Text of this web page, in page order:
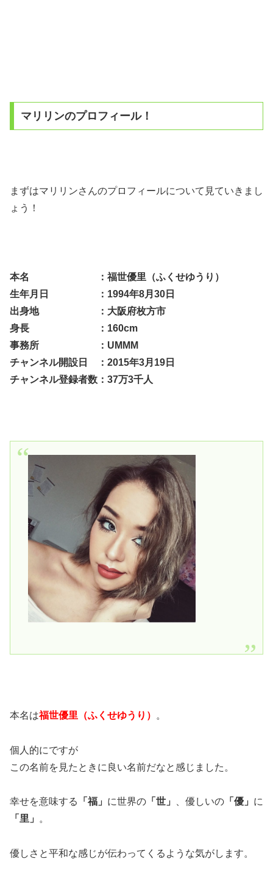
マリリンのプロフィール！
まずはマリリンさんのプロフィールについて見ていきまし
ょう！
本名 ：福世優里（ふくせゆうり）
生年月日 ：1994年8月30日
出身地 ：大阪府枚方市
身長 ：160cm
事務所 ：UMMM
チャンネル開設日 ：2015年3月19日
チャンネル登録者数：37万3千人
本名は福世優里（ふくせゆうり） 。
個人的にですが
この名前を見たときに良い名前だなと感じました。
幸せを意味する 「福」 に世界の 「世」 、優しいの 「優」 に
「里」 。
優しさと平和な感じが伝わってくるような気がします。